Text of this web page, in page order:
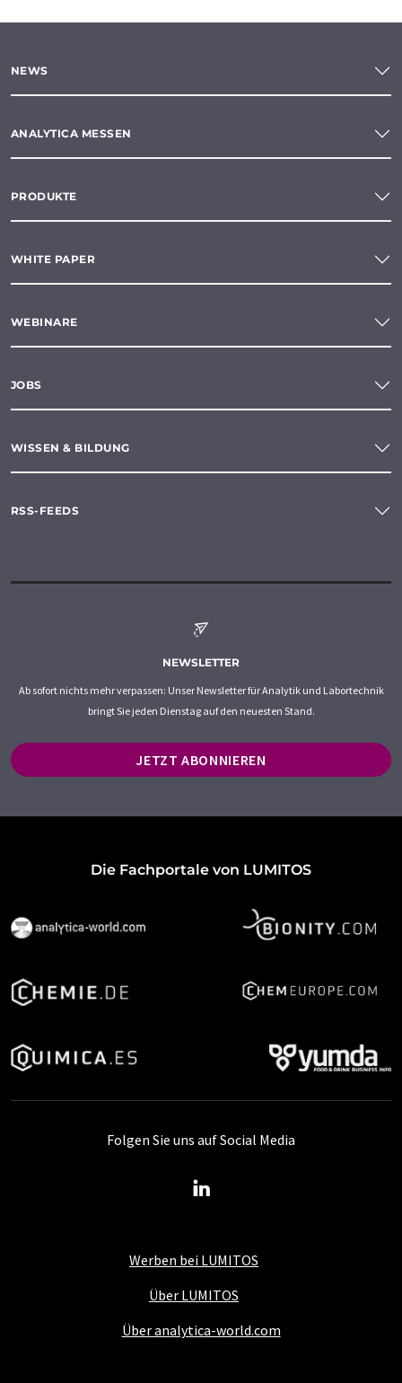
NEWS
ANALYTICA MESSEN
PRODUKTE
WHITE PAPER
WEBINARE
JOBS
WISSEN & BILDUNG
RSS-FEEDS
NEWSLETTER
Ab sofort nichts mehr verpassen: Unser Newsletter für Analytik und Labortechnik
bringt Sie jeden Dienstag auf den neuesten Stand.
JETZT ABONNIEREN
Die Fachportale von LUMITOS
Werben bei LUMITOS
Über LUMITOS
Über analytica-world.com
Folgen Sie uns auf Social Media